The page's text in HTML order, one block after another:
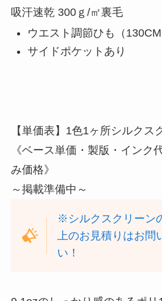
吸汗速乾 300ｇ/㎡裏毛
ウエスト調節ひも（130CM
サイドポケットあり
【単価表】1色1ヶ所シルクス
《ベース単価・製版・イン
み価格》
～掲載準備中～
※シルクスクリーン
上のお見積りはお問
い！